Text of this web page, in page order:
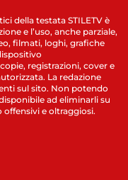
della testata STILETV è
e l’uso, anche parziale,
filmati, loghi, grafiche
registrazioni, cover e
La redazione
sul sito. Non potendo
ad eliminarli su
offensivi e oltraggiosi.